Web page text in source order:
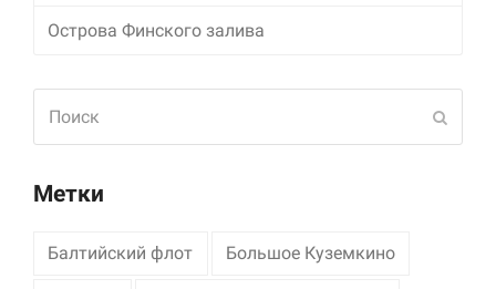
Острова Финского залива
Метки
Балтийский флот Большое Куземкино